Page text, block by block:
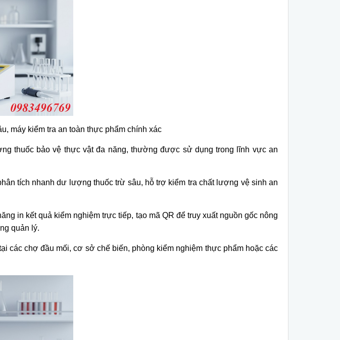
máy kiểm tra an toàn thực phẩm chính xác
thuốc bảo vệ thực vật đa năng, thường được sử dụng trong lĩnh vực an
tích nhanh dư lượng thuốc trừ sâu, hỗ trợ kiểm tra chất lượng vệ sinh an
in kết quả kiểm nghiệm trực tiếp, tạo mã QR để truy xuất nguồn gốc nông
quản l ý.
các chợ đầu mối, cơ sở chế biến, phòng kiểm nghiệm thực phẩm hoặc các